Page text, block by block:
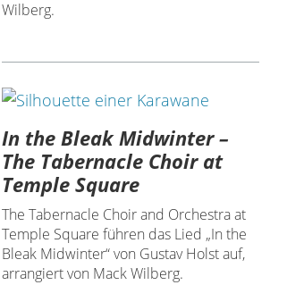
Wilberg.
In the Bleak Midwinter –
The Tabernacle Choir at
Temple Square
The Tabernacle Choir and Orchestra at
Temple Square führen das Lied „In the
Bleak Midwinter“ von Gustav Holst auf,
arrangiert von Mack Wilberg.